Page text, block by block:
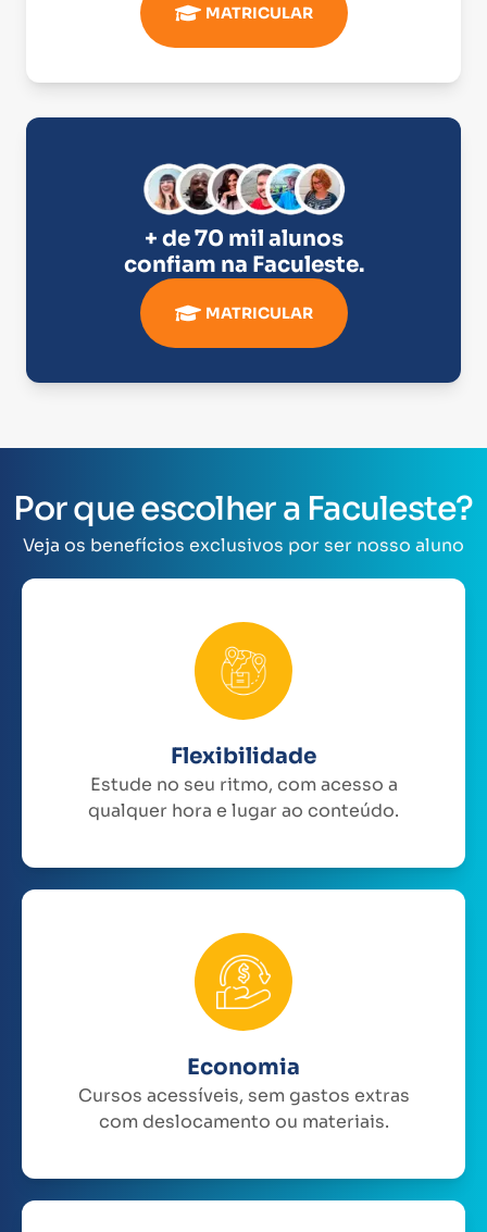
MATRICULAR
+ de 70 mil alunos
confiam na Faculeste.
MATRICULAR
Por que escolher a Faculeste?
Veja os benefícios exclusivos por ser nosso aluno
Flexibilidade
Estude no seu ritmo, com acesso a
qualquer hora e lugar ao conteúdo.
Economia
Cursos acessíveis, sem gastos extras
com deslocamento ou materiais.